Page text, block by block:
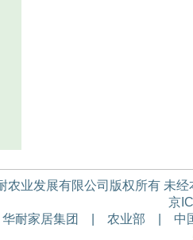
农业发展有限公司版权所有 未
京
华耐家居集团 农业部 中